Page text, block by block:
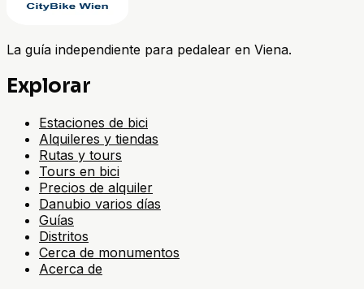
La guía independiente para pedalear en Viena.
Explorar
Estaciones de bici
Alquileres y tiendas
Rutas y tours
Tours en bici
Precios de alquiler
Danubio varios días
Guías
Distritos
Cerca de monumentos
Acerca de